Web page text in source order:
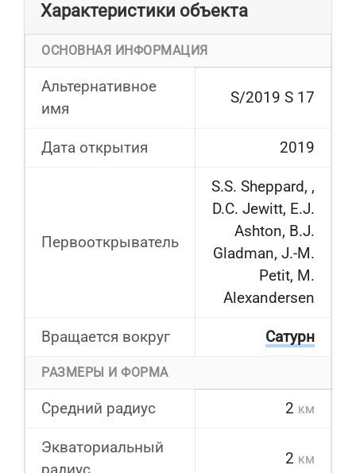
Характеристики объекта
ОСНОВНАЯ ИНФОРМАЦИЯ
Альтернативное
имя
S/2019 S 17
Дата открытия 2019
Первооткрыватель
S.S. Sheppard, ,
D.C. Jewitt, E.J.
Ashton, B.J.
Gladman, J.-M.
Petit, M.
Alexandersen
Вращается вокруг Сатурн
РАЗМЕРЫ И ФОРМА
Средний радиус 2 км
Экваториальный
2 км